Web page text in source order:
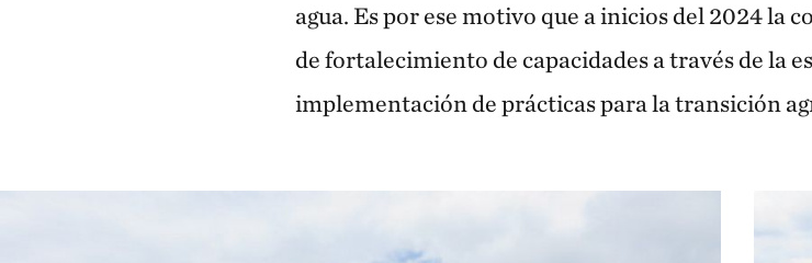
agua. Es por ese motivo que a inicios del 2024 la
de fortalecimiento de capacidades a través de la
implementación de prácticas para la transición